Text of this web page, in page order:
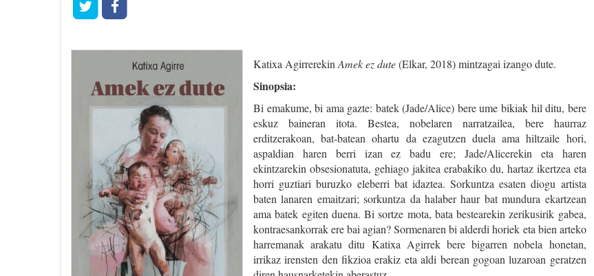
Katixa Agirrerekin Amek ez dute(Elkar, 2018) mintzagai izango dute.
Sinopsia:
Bi emakume, bi ama gazte: batek (Jade/Alice) bere ume bikiak hil ditu, bere
eskuz baineran itota. Bestea, nobelaren narratzailea, bere haurraz
erditzerakoan, bat-batean ohartu da ezagutzen duela ama hiltzaile hori,
aspaldian haren berri izan ez badu ere; Jade/Alicerekin eta haren
ekintzarekin obsesionatuta, gehiago jakitea erabakiko du, hartaz ikertzea eta
horri guztiari buruzko eleberri bat idaztea. Sorkuntza esaten diogu artista
baten lanaren emaitzari; sorkuntza da halaber haur bat mundura ekartzean
ama batek egiten duena. Bi sortze mota, bata bestearekin zerikusirik gabea,
kontraesankorrak ere bai agian? Sormenaren bi alderdi horiek eta bien arteko
harremanak arakatu ditu Katixa Agirrek bere bigarren nobela honetan,
irrikaz irensten den fikzioa erakiz eta aldi berean gogoan luzaroan geratzen